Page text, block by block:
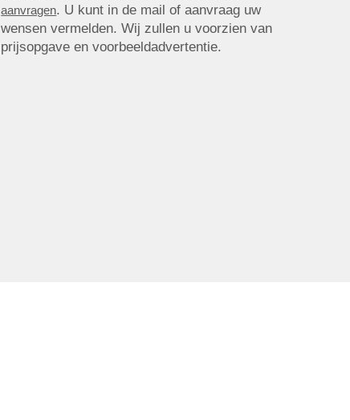
aanvragen. U kunt in de mail of aanvraag uw
wensen vermelden. Wij zullen u voorzien van
prijsopgave en voorbeeldadvertentie.